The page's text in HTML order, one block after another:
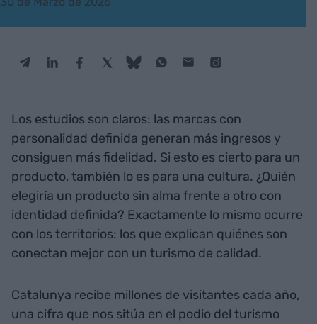
Los estudios son claros: las marcas con
personalidad definida generan más ingresos y
consiguen más fidelidad. Si esto es cierto para un
producto, también lo es para una cultura. ¿Quién
elegiría un producto sin alma frente a otro con
identidad definida? Exactamente lo mismo ocurre
con los territorios: los que explican quiénes son
conectan mejor con un turismo de calidad.
Catalunya recibe millones de visitantes cada año,
una cifra que nos sitúa en el podio del turismo